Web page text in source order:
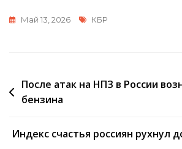
Май 13, 2026 Метки
КБР
Навигация
по
После атак на НПЗ в России
бензина
Индекс счастья россиян рухнул